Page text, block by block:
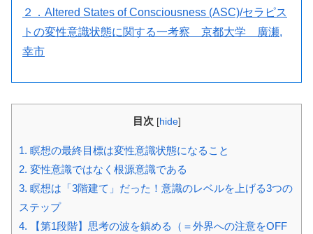
２．Altered States of Consciousness (ASC)/セラピス
トの変性意識状態に関する一考察 京都大学 廣瀬,
幸市
目次 [hide]
1. 瞑想の最終目標は変性意識状態になること
2. 変性意識ではなく根源意識である
3. 瞑想は「3階建て」だった！意識のレベルを上げる3つの
ステップ
4. 【第1段階】思考の波を鎮める（＝外界への注意をOFF